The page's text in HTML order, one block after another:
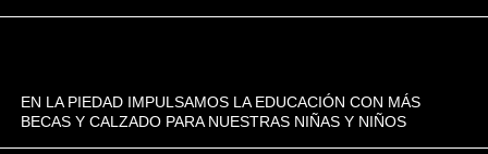
EN LA PIEDAD IMPULSAMOS LA EDUCACIÓN CON MÁS
BECAS Y CALZADO PARA NUESTRAS NIÑAS Y NIÑOS